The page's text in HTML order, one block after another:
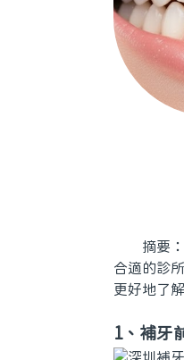
摘要：
合適的診
更好地了
1、補牙